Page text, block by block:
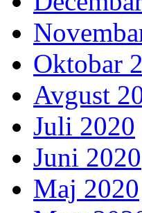
Oktobar
Avgust
Juli 2020
Juni 2020
Maj 2020